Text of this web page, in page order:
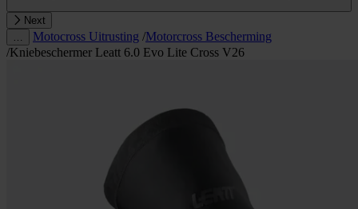
Next
Motocross Uitrusting /Motorcross Bescherming
/Kniebeschermer Leatt 6.0 Evo Lite Cross V26